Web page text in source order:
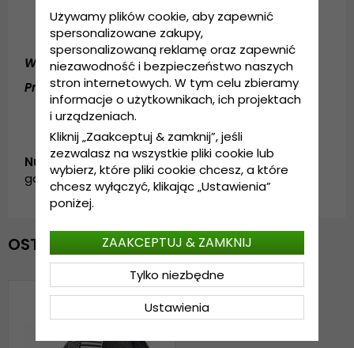
Rozmiar uniwersalny
Regulacja z tyłu czapki.
Wykonanie:Bawełna i poliester
Przewodnik po rozmiarach: Rozmiar uniwersalny
Numer artykułu:
garda.cap.1112012.4.flag.trucker.black/green
OSTATNIO OGLĄDANE
Używamy plików cookie, aby zapewnić
spersonalizowane zakupy,
spersonalizowaną reklamę oraz zapewnić
niezawodność i bezpieczeństwo naszych
stron internetowych. W tym celu zbieramy
informacje o użytkownikach, ich projektach
i urządzeniach.
Kliknij „Zaakceptuj & zamknij”, jeśli
zezwalasz na wszystkie pliki cookie lub
wybierz, które pliki cookie chcesz, a które
chcesz wyłączyć, klikając „Ustawienia”
poniżej.
Ustawienia
Tylko niezbędne
ZAAKCEPTUJ & ZAMKNIJ